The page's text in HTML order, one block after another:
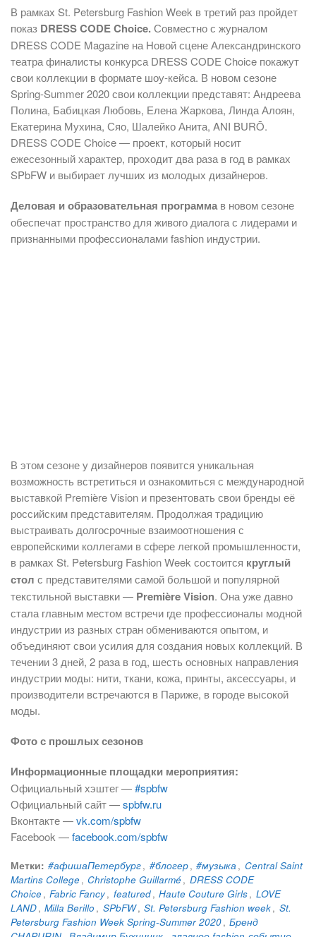
В рамках St. Petersburg Fashion Week в третий раз пройдет
показ DRESS CODE Choice.Совместно с журналом
DRESS CODE Magazine на Новой сцене Александринского
театра финалисты конкурса DRESS CODE Choice покажут
свои коллекции в формате шоу-кейса. В новом сезоне
Spring-Summer 2020 свои коллекции представят: Андреева
Полина, Бабицкая Любовь, Елена Жаркова, Линда Алоян,
Екатерина Мухина, Сяо, Шалейко Анита, ANI BURŌ.
DRESS CODE Choice — проект, который носит
ежесезонный характер, проходит два раза в год в рамках
SPbFW и выбирает лучших из молодых дизайнеров.
Деловая и образовательная программа в новом сезоне
обеспечат пространство для живого диалога с лидерами и
признанными профессионалами fashion индустрии.
В этом сезоне у дизайнеров появится уникальная
возможность встретиться и ознакомиться с международной
выставкой Première Vision и презентовать свои бренды её
российским представителям. Продолжая традицию
выстраивать долгосрочные взаимоотношения с
европейскими коллегами в сфере легкой промышленности,
в рамках St. Petersburg Fashion Week состоится круглый
стол с представителями самой большой и популярной
текстильной выставки — Première Vision. Она уже давно
стала главным местом встречи где профессионалы модной
индустрии из разных стран обмениваются опытом, и
объединяют свои усилия для создания новых коллекций. В
течении 3 дней, 2 раза в год, шесть основных направления
индустрии моды: нити, ткани, кожа, принты, аксессуары, и
производители встречаются в Париже, в городе высокой
моды.
Фото с прошлых сезонов
Информационные площадки мероприятия:
Официальный хэштег —#spbfw
Официальный сайт —spbfw.ru
Вконтакте —vk.com/spbfw
Facebook —facebook.com/spbfw
Метки: #афишаПетербург, #блогер, #музыка , Central Saint
Martins College, Christophe Guillarmé, DRESS CODE
Choice, Fabric Fancy, featured, Haute Couture Girls, LOVE
LAND, Milla Berillo , SPbFW, St. Petersburg Fashion week, St.
Petersburg Fashion Week Spring-Summer 2020, Бренд